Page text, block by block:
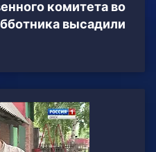
комитета во
высадили